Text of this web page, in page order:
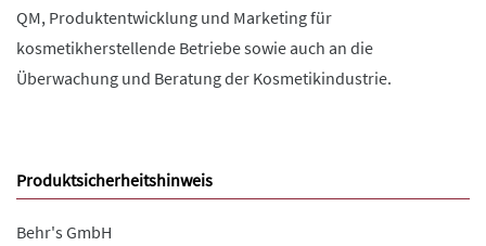
QM, Produktentwicklung und Marketing für
kosmetikherstellende Betriebe sowie auch an die
Überwachung und Beratung der Kosmetikindustrie.
Produktsicherheitshinweis
Behr's GmbH